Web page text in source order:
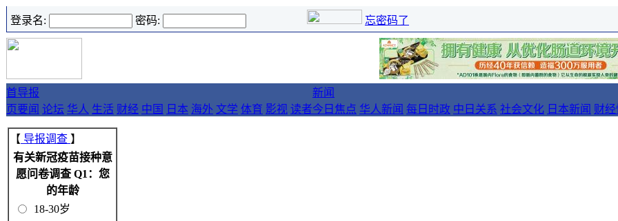
登录名: 密码: 忘密码了
首
页
导报
要闻 论坛 华人 生活 财经 中国 日本 海外 文学 体育 影视 读者
新闻
今日焦点 华人新闻 每日时政 中日关系 社会文化 日本新闻 财
【 导报调查 】
有关新冠疫苗接种意
愿问卷调查 Q1：您
的年龄
18-30岁